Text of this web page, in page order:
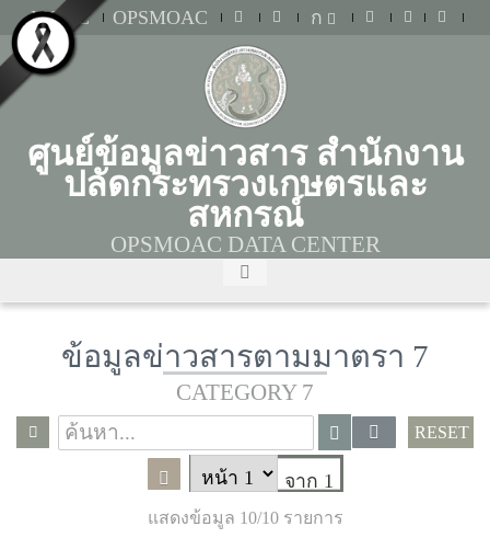
MOAC OPSMOAC ก
ศูนย์ข้อมูลข่าวสาร สำนักงาน
ปลัดกระทรวงเกษตรและ
สหกรณ์
OPSMOAC DATA CENTER
ข้อมูลข่าวสารตามมาตรา 7
CATEGORY 7
RESET
จาก 1
แสดงข้อมูล 10/10 รายการ